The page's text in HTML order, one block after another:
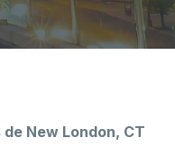
New London, CT